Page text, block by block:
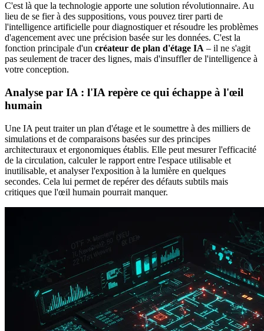
C'est là que la technologie apporte une solution révolutionnaire. Au
lieu de se fier à des suppositions, vous pouvez tirer parti de
l'intelligence artificielle pour diagnostiquer et résoudre les problèmes
d'agencement avec une précision basée sur les données. C'est la
fonction principale d'un créateur de plan d'étage IA – il ne s'agit
pas seulement de tracer des lignes, mais d'insuffler de l'intelligence à
votre conception.
Analyse par IA : l'IA repère ce qui échappe à l'œil
humain
Une IA peut traiter un plan d'étage et le soumettre à des milliers de
simulations et de comparaisons basées sur des principes
architecturaux et ergonomiques établis. Elle peut mesurer l'efficacité
de la circulation, calculer le rapport entre l'espace utilisable et
inutilisable, et analyser l'exposition à la lumière en quelques
secondes. Cela lui permet de repérer des défauts subtils mais
critiques que l'œil humain pourrait manquer.